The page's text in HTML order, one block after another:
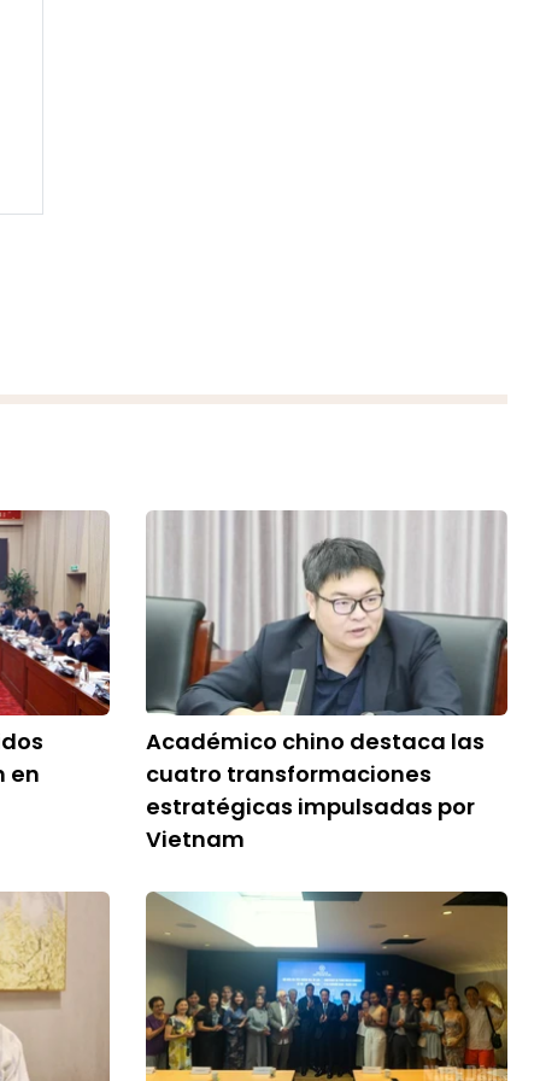
en
Académico chino destaca las
cuatro transformaciones
estratégicas impulsadas por
Vietnam